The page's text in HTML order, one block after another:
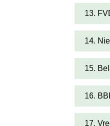
13.
14.
15.
16.
17.